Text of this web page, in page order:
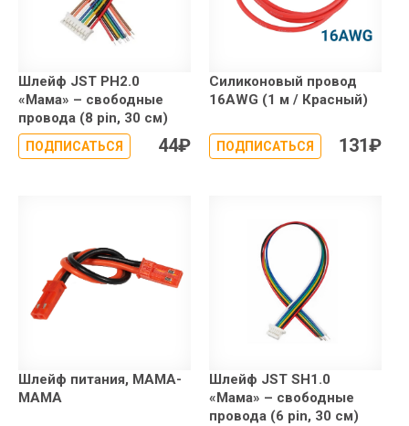
Шлейф JST PH2.0
«Мама» – свободные
провода (8 pin, 30 см)
ПОДПИСАТЬСЯ 44₽
Силиконовый провод
16AWG (1 м / Красный)
ПОДПИСАТЬСЯ 131₽
Шлейф питания, МАМА-
МАМА
Шлейф JST SH1.0
«Мама» – свободные
провода (6 pin, 30 см)